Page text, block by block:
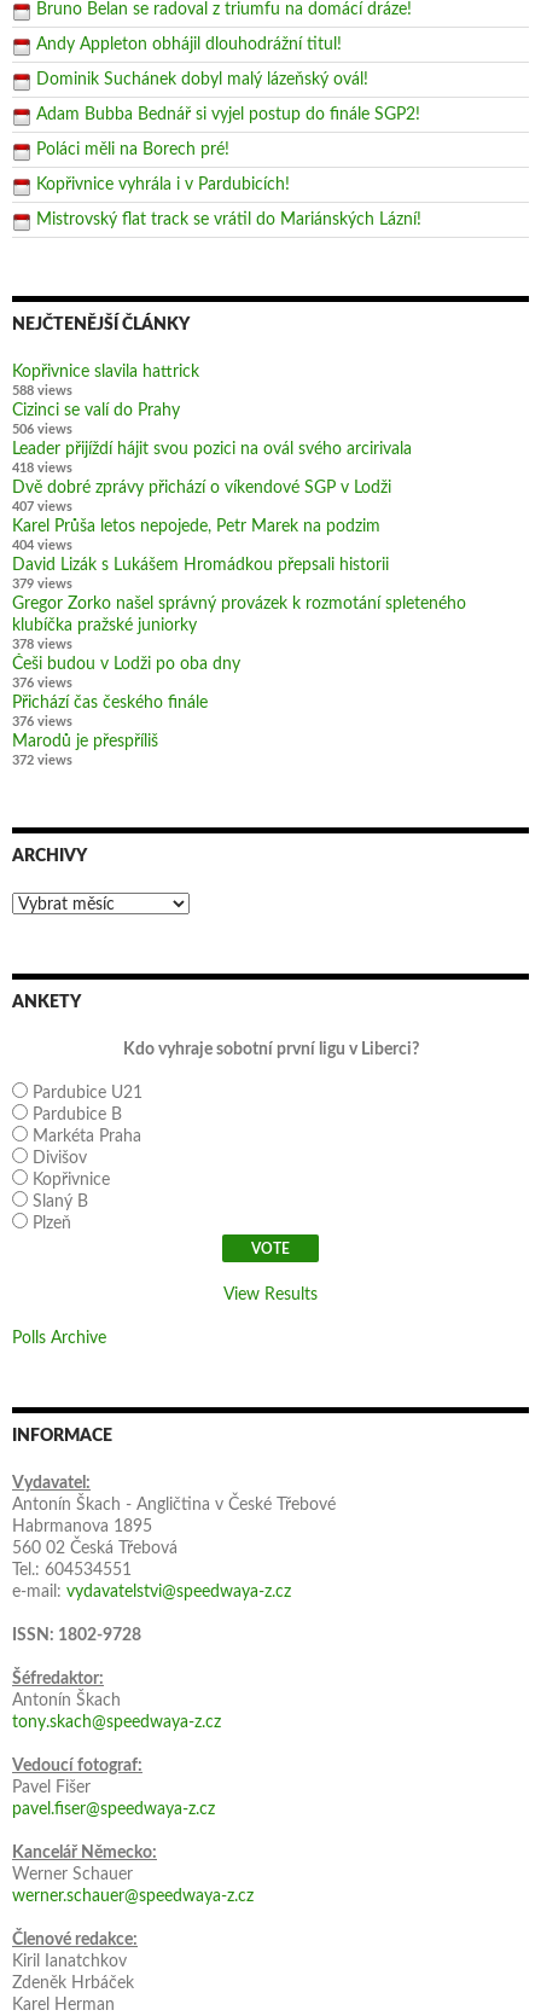
Bruno Belan se radoval z triumfu na domácí dráze!
Andy Appleton obhájil dlouhodrážní titul!
Dominik Suchánek dobyl malý lázeňský ovál!
Adam Bubba Bednář si vyjel postup do finále SGP2!
Poláci měli na Borech pré!
Kopřivnice vyhrála i v Pardubicích!
Mistrovský flat track se vrátil do Mariánských Lázní!
NEJČTENĚJŠÍ ČLÁNKY
Kopřivnice slavila hattrick
588 views
Cizinci se valí do Prahy
506 views
Leader přijíždí hájit svou pozici na ovál svého arcirivala
418 views
Dvě dobré zprávy přichází o víkendové SGP v Lodži
407 views
Karel Průša letos nepojede, Petr Marek na podzim
404 views
David Lizák s Lukášem Hromádkou přepsali historii
379 views
Gregor Zorko našel správný provázek k rozmotání spleteného
klubíčka pražské juniorky
378 views
Češi budou v Lodži po oba dny
376 views
Přichází čas českého finále
376 views
Marodů je přespříliš
372 views
ARCHIVY
Archivy
ANKETY
Kdo vyhraje sobotní první ligu v Liberci?
Pardubice U21
Pardubice B
Markéta Praha
Divišov
Kopřivnice
Slaný B
Plzeň
View Results
Polls Archive
INFORMACE
Vydavatel:
Antonín Škach - Angličtina v České Třebové
Habrmanova 1895
560 02 Česká Třebová
Tel.: 604534551
e-mail: vydavatelstvi@speedwaya-z.cz
ISSN: 1802-9728
Šéfredaktor:
Antonín Škach
tony.skach@speedwaya-z.cz
Vedoucí fotograf:
Pavel Fišer
pavel.fiser@speedwaya-z.cz
Kancelář Německo:
Werner Schauer
werner.schauer@speedwaya-z.cz
Členové redakce:
Kiril Ianatchkov
Zdeněk Hrbáček
Karel Herman